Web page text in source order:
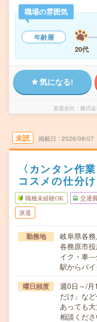
職場の雰囲気
年齢層
20代
気になる!
派遣会社 株式
未読 掲載日 2026/08/07
〈カンタン作
コスメの仕分け
職種未経験OK 交通
派遣
勤務地
岐阜県各
各務原市
イク・車
駅からバ
曜日頻度
週0日～/
だけ」な
あっても
相談くださ